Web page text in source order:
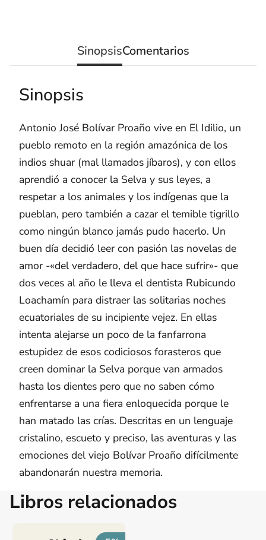
SinopsisComentarios
Sinopsis
Antonio José Bolívar Proaño vive en El Idilio, un
pueblo remoto en la región amazónica de los
indios shuar (mal llamados jíbaros), y con ellos
aprendió a conocer la Selva y sus leyes, a
respetar a los animales y los indígenas que la
pueblan, pero también a cazar el temible tigrillo
como ningún blanco jamás pudo hacerlo. Un
buen día decidió leer con pasión las novelas de
amor -«del verdadero, del que hace sufrir»- que
dos veces al año le lleva el dentista Rubicundo
Loachamín para distraer las solitarias noches
ecuatoriales de su incipiente vejez. En ellas
intenta alejarse un poco de la fanfarrona
estupidez de esos codiciosos forasteros que
creen dominar la Selva porque van armados
hasta los dientes pero que no saben cómo
enfrentarse a una fiera enloquecida porque le
han matado las crías. Descritas en un lenguaje
cristalino, escueto y preciso, las aventuras y las
emociones del viejo Bolívar Proaño difícilmente
abandonarán nuestra memoria.
Libros relacionados